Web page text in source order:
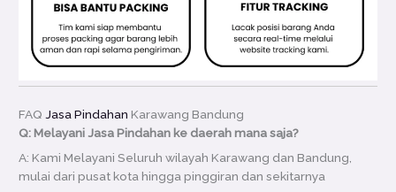
FAQ Jasa Pindahan Karawang Bandung
Q: Melayani Jasa Pindahan ke daerah mana saja?
A: Kami Melayani Seluruh wilayah Karawang dan Bandung,
mulai dari pusat kota hingga pinggiran dan sekitarnya